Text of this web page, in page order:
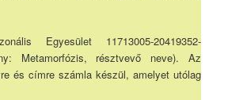
Egyesület 11713005-20419352-
Metamorfózis, résztvevő neve). Az
és címre számla készül, amelyet utólag